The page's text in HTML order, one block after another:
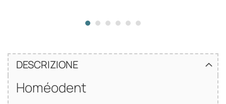
DESCRIZIONE
Homéodent